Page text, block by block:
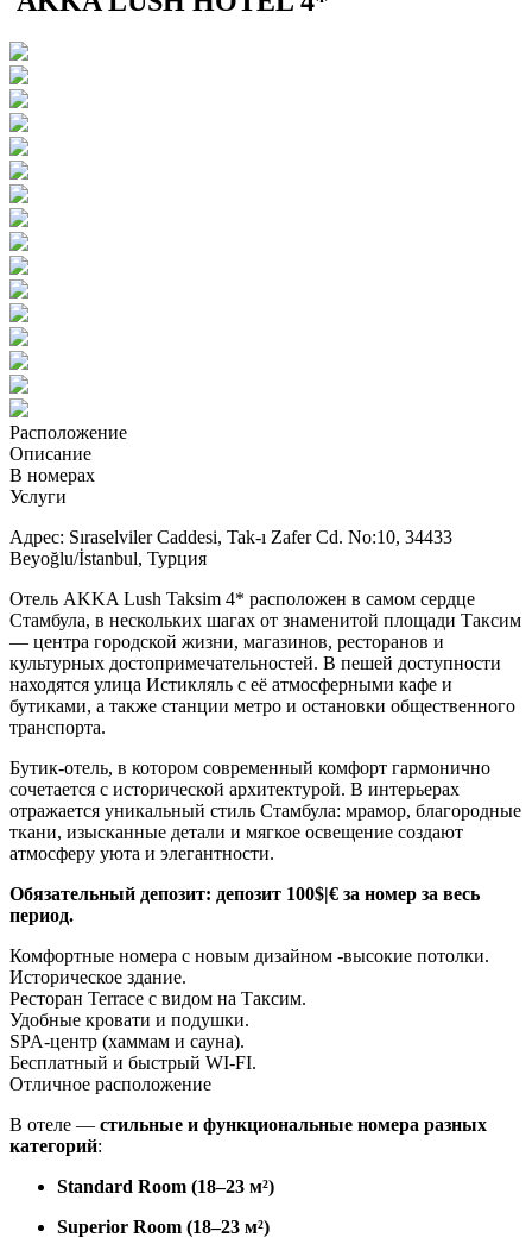
Расположение
Описание
В номерах
Услуги
Адрес: Sıraselviler Caddesi, Tak-ı Zafer Cd. No:10, 34433
Beyoğlu/İstanbul, Турция
Отель AKKA Lush Taksim 4* расположен в самом сердце
Стамбула, в нескольких шагах от знаменитой площади Таксим
— центра городской жизни, магазинов, ресторанов и
культурных достопримечательностей. В пешей доступности
находятся улица Истикляль с её атмосферными кафе и
бутиками, а также станции метро и остановки общественного
транспорта.
Бутик-отель, в котором современный комфорт гармонично
сочетается с исторической архитектурой. В интерьерах
отражается уникальный стиль Стамбула: мрамор, благородные
ткани, изысканные детали и мягкое освещение создают
атмосферу уюта и элегантности.
Обязательный депозит: депозит 100$|€ за номер за весь
период.
Комфортные номера с новым дизайном -высокие потолки.
Историческое здание.
Ресторан Terrace с видом на Таксим.
Удобные кровати и подушки.
SPA-центр (хаммам и сауна).
Бесплатный и быстрый WI-FI.
Отличное расположение
В отеле — стильные и функциональные номера разных
категорий:
Standard Room (18–23 м²)
Superior Room (18–23 м²)